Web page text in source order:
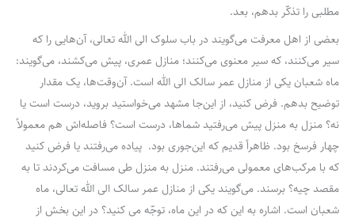
مطلبی را تذکّر بدهم، بعد.
بعضی از اهل معرفت می‌گویند در باب سلوک الی الله تعالی، آن‌هایی را که
سیر می‌کنند، که سیر معنوی می‌کنند؛ منازل عمری، پیش می‌کشند، می‌گویند:
ماه شعبان یکی از منازل عمر سالک الی الله است. آن‌وقت‌ها، یک مقدار
توضیح بدهم. فرض کنید، از این‌جا مشهد می‌خواستید بروید، درست است یا
نه؟ منزل به منزل پیش می‌رفتید شماها، درست است؟ فاصله‌اش هم معمولاً
چهار فرسخ بود. ظاهراً قدیم که این‌جوری بود. پیاده می‌رفتند یا فرض کنید
که با مرکب‌های معمولی می‌رفتند. منزل به منزل طی مسافت می‌کردند تا به
مقصد چیه؟ برسند. می‌گویند یکی از منازل عمر سالک الی الله تعالی، ماه
شعبان است. اشاره به این که در این ماه، توجّه می کنید؟ در این بخش از